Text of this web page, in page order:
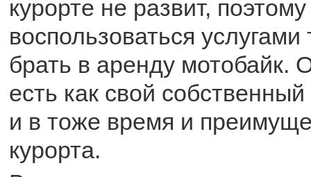
курорте не развит,
воспользоваться
брать в аренду мотобайк.
есть как свой собственный
и в тоже время и
курорта.